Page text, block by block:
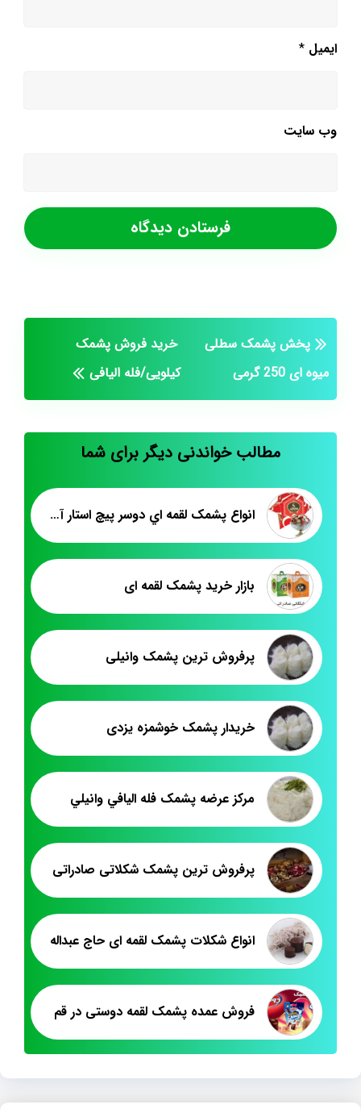
ایمیل *
وب‌ سایت
پخش پشمک سطلی
میوه ای 250 گرمی
خرید فروش پشمک
کیلویی/فله الیافی
مطالب خواندنی دیگر برای شما
انواع پشمک لقمه اي دوسر پيچ استار آراميس
بازار خرید پشمک لقمه ای
پرفروش ترین پشمک وانیلی
خریدار پشمک خوشمزه یزدی
مرکز عرضه پشمک فله اليافي وانيلي
پرفروش ترین پشمک شکلاتی صادراتی
انواع شکلات پشمک لقمه ای حاج عبداله
فروش عمده پشمک لقمه دوستی در قم